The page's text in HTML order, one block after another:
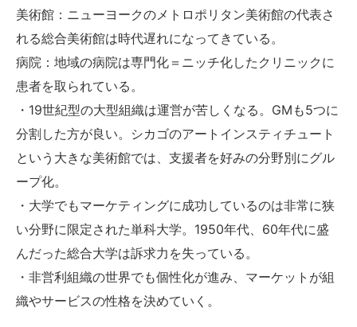
美術館：ニューヨークのメトロポリタン美術館の代表さ
れる総合美術館は時代遅れになってきている。
病院：地域の病院は専門化＝ニッチ化したクリニックに
患者を取られている。
・19世紀型の大型組織は運営が苦しくなる。GMも5つに
分割した方が良い。シカゴのアートインスティチュート
という大きな美術館では、支援者を好みの分野別にグル
ープ化。
・大学でもマーケティングに成功しているのは非常に狭
い分野に限定された単科大学。1950年代、60年代に盛
んだった総合大学は訴求力を失っている。
・非営利組織の世界でも個性化が進み、マーケットが組
織やサービスの性格を決めていく。